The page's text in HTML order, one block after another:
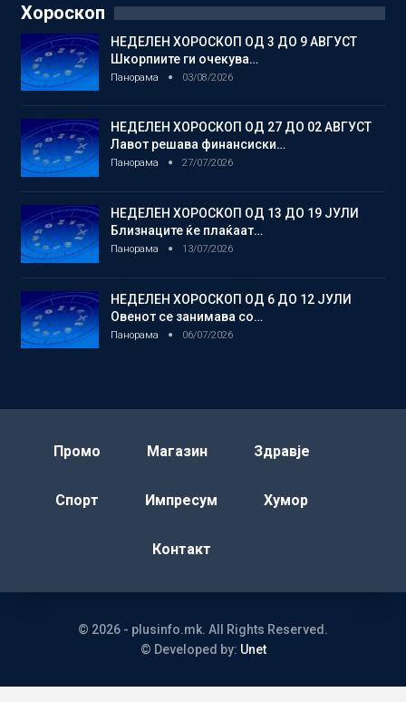
Хороскоп
НЕДЕЛЕН ХОРОСКОП ОД 3 ДО 9 АВГУСТ
Шкорпиите ги очекува…
Панорама 03/08/2026
НЕДЕЛЕН ХОРОСКОП ОД 27 ДО 02 АВГУСТ
Лавот решава финансиски…
Панорама 27/07/2026
НЕДЕЛЕН ХОРОСКОП ОД 13 ДО 19 ЈУЛИ
Близнаците ќе плаќаат…
Панорама 13/07/2026
НЕДЕЛЕН ХОРОСКОП ОД 6 ДО 12 ЈУЛИ
Овенот се занимава со…
Панорама 06/07/2026
Промо Магазин Здравје
Спорт Импресум Хумор
Контакт
© 2026 - plusinfo.mk. All Rights Reserved.
© Developed by: Unet